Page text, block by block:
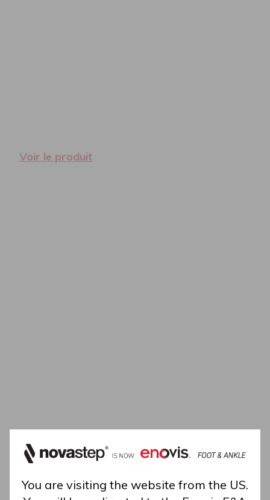
Voir le produit
You are visiting the website from the US.